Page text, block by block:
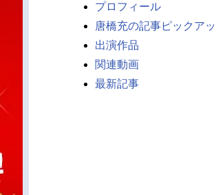
プロフィール
唐橋充の記事ピックア
出演作品
関連動画
最新記事